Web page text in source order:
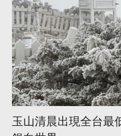
玉山清晨出現全台